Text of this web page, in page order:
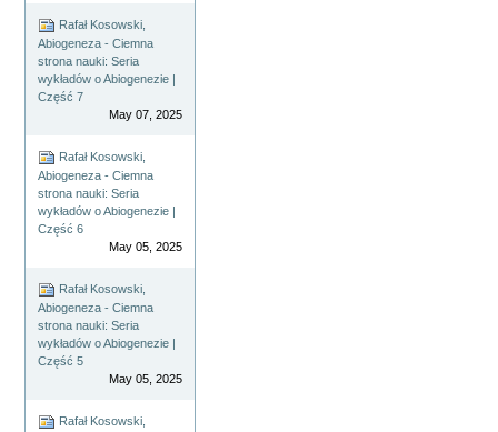
Rafał Kosowski,
Abiogeneza - Ciemna
strona nauki: Seria
wykładów o Abiogenezie |
Część 7
May 07, 2025
Rafał Kosowski,
Abiogeneza - Ciemna
strona nauki: Seria
wykładów o Abiogenezie |
Część 6
May 05, 2025
Rafał Kosowski,
Abiogeneza - Ciemna
strona nauki: Seria
wykładów o Abiogenezie |
Część 5
May 05, 2025
Rafał Kosowski,